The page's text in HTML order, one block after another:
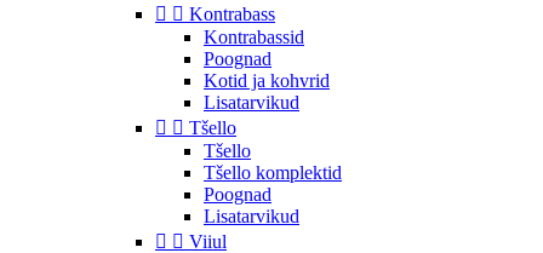
  Kontrabass
Kontrabassid
Poognad
Kotid ja kohvrid
Lisatarvikud
  Tšello
Tšello
Tšello komplektid
Poognad
Lisatarvikud
  Viiul